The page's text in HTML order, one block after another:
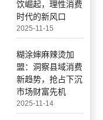
饮崛起，理性消费
时代的新风口
2025-11-15
糊涂婶麻辣烫加
盟：洞察县域消费
新趋势，抢占下沉
市场财富先机
2025-11-14